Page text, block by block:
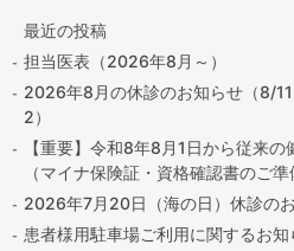
最近の投稿
担当医表（2026年8月～）
2026年8月の休診のお知らせ（8/
2）
【重要】令和8年8月1日から従来
（マイナ保険証・資格確認書のご準
2026年7月20日（海の日）休診の
患者様用駐車場ご利用に関するお知